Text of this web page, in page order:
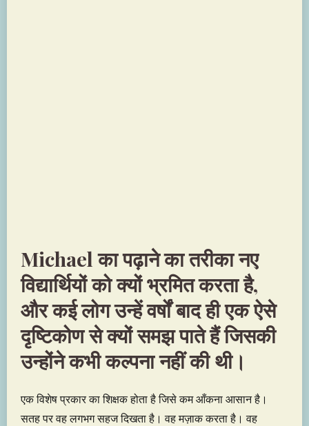
Michael का पढ़ाने का तरीका नए
विद्यार्थियों को क्यों भ्रमित करता है,
और कई लोग उन्हें वर्षों बाद ही एक ऐसे
दृष्टिकोण से क्यों समझ पाते हैं जिसकी
उन्होंने कभी कल्पना नहीं की थी।
एक विशेष प्रकार का शिक्षक होता है जिसे कम आँकना आसान है।
सतह पर वह लगभग सहज दिखता है। वह मज़ाक करता है। वह